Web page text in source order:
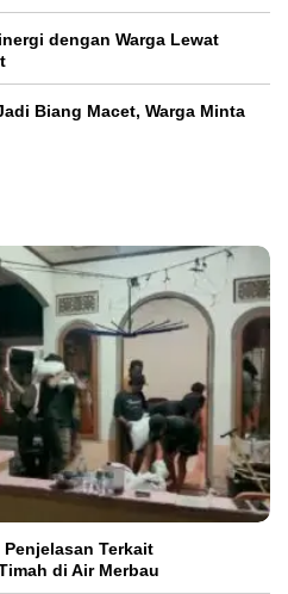
dengan Warga Lewat
Biang Macet, Warga Minta
Terkait
di Air Merbau